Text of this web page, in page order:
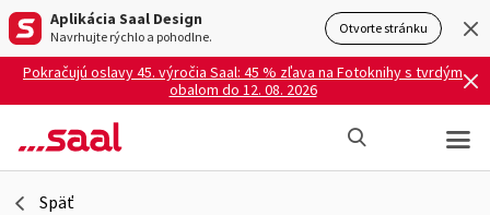
Aplikácia Saal Design
Navrhujte rýchlo a pohodlne. Otvorte stránku
Pokračujú oslavy 45. výročia Saal: 45 % zľava na Fotoknihy s tvrdým
obalom do 12. 08. 2026
Späť